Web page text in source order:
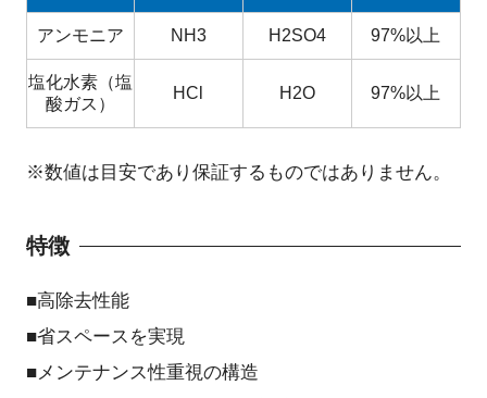
アンモニア NH3 H2SO4 97%以上
塩化水素（塩
酸ガス）
HCl H2O 97%以上
※数値は目安であり保証するものではありません。
特徴
■高除去性能
■省スペースを実現
■メンテナンス性重視の構造